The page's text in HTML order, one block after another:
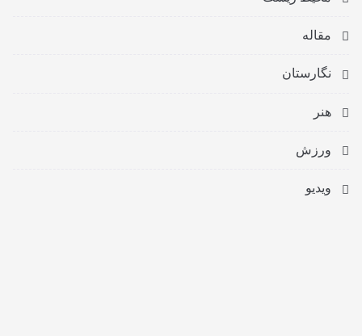
مقاله
نگارستان
هنر
ورزش
ویدیو